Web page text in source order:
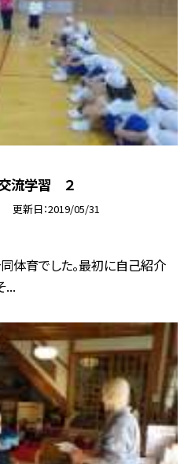
流学習 ２
更新日 2019/05/31
同体育でした。最初に自己紹介
...